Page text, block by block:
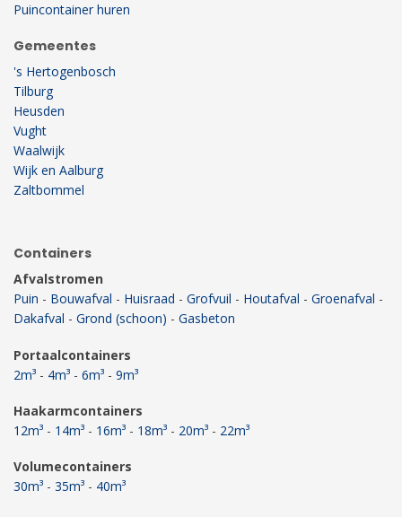
Puincontainer huren
Gemeentes
's Hertogenbosch
Tilburg
Heusden
Vught
Waalwijk
Wijk en Aalburg
Zaltbommel
Containers
Afvalstromen
Puin - Bouwafval - Huisraad - Grofvuil - Houtafval - Groenafval -
Dakafval - Grond (schoon) - Gasbeton
Portaalcontainers
2m³ - 4m³ - 6m³ - 9m³
Haakarmcontainers
12m³ - 14m³ - 16m³ - 18m³ - 20m³ - 22m³
Volumecontainers
30m³ - 35m³ - 40m³